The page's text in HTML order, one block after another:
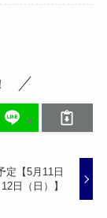
定【5月11日
日（日）】